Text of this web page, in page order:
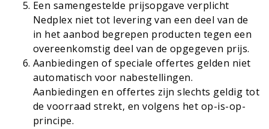
Een samengestelde prijsopgave verplicht
Nedplex niet tot levering van een deel van de
in het aanbod begrepen producten tegen een
overeenkomstig deel van de opgegeven prijs.
Aanbiedingen of speciale offertes gelden niet
automatisch voor nabestellingen.
Aanbiedingen en offertes zijn slechts geldig tot
de voorraad strekt, en volgens het op-is-op-
principe.